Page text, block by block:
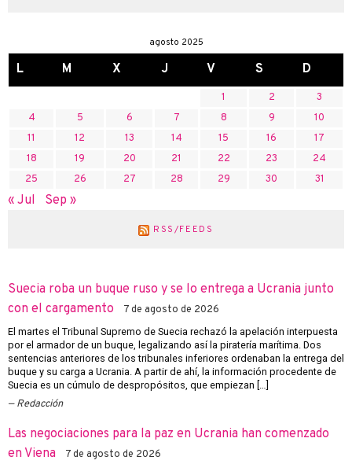
agosto 2025
L M X J V S D
1 2
3
4
5 6 7 8 9
10
11
12 13 14 15 16
17
18
19 20 21 22 23
24
25
26 27 28 29 30 31
« Jul Sep »
RSS/FEEDS
Suecia roba un buque ruso y se lo entrega a Ucrania junto
con el cargamento
7 de agosto de 2026
El martes el Tribunal Supremo de Suecia rechazó la apelación interpuesta
por el armador de un buque, legalizando así la piratería marítima. Dos
sentencias anteriores de los tribunales inferiores ordenaban la entrega del
buque y su carga a Ucrania. A partir de ahí, la información procedente de
Suecia es un cúmulo de despropósitos, que empiezan […]
Redacción
Las negociaciones para la paz en Ucrania han comenzado
en Viena
7 de agosto de 2026